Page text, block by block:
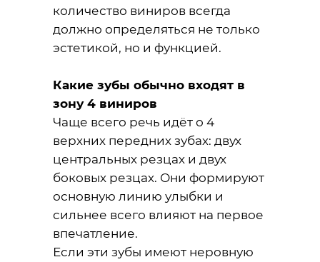
количество виниров всегда
должно определяться не только
эстетикой, но и функцией.
Какие зубы обычно входят в
зону 4 виниров
Чаще всего речь идёт о 4
верхних передних зубах: двух
центральных резцах и двух
боковых резцах. Они формируют
основную линию улыбки и
сильнее всего влияют на первое
впечатление.
Если эти зубы имеют неровную